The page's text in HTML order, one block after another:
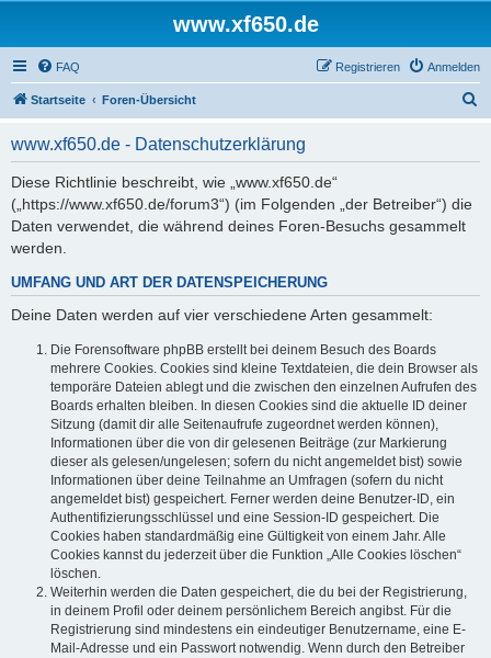
www.xf650.de
FAQ Anmelden
Registrieren
Startseite Foren-Übersicht
www.xf650.de - Datenschutzerklärung
Diese Richtlinie beschreibt, wie „www.xf650.de“
(„https://www.xf650.de/forum3“) (im Folgenden „der Betreiber“) die
Daten verwendet, die während deines Foren-Besuchs gesammelt
werden.
UMFANG UND ART DER DATENSPEICHERUNG
Deine Daten werden auf vier verschiedene Arten gesammelt:
Die Forensoftware phpBB erstellt bei deinem Besuch des Boards
mehrere Cookies. Cookies sind kleine Textdateien, die dein Browser als
temporäre Dateien ablegt und die zwischen den einzelnen Aufrufen des
Boards erhalten bleiben. In diesen Cookies sind die aktuelle ID deiner
Sitzung (damit dir alle Seitenaufrufe zugeordnet werden können),
Informationen über die von dir gelesenen Beiträge (zur Markierung
dieser als gelesen/ungelesen; sofern du nicht angemeldet bist) sowie
Informationen über deine Teilnahme an Umfragen (sofern du nicht
angemeldet bist) gespeichert. Ferner werden deine Benutzer-ID, ein
Authentifizierungsschlüssel und eine Session-ID gespeichert. Die
Cookies haben standardmäßig eine Gültigkeit von einem Jahr. Alle
Cookies kannst du jederzeit über die Funktion „Alle Cookies löschen“
löschen.
Weiterhin werden die Daten gespeichert, die du bei der Registrierung,
in deinem Profil oder deinem persönlichem Bereich angibst. Für die
Registrierung sind mindestens ein eindeutiger Benutzername, eine E-
Mail-Adresse und ein Passwort notwendig. Wenn durch den Betreiber